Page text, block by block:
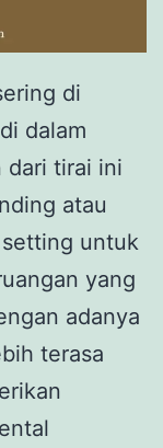
di
dalam
dari tirai ini
atau
untuk
yang
adanya
terasa